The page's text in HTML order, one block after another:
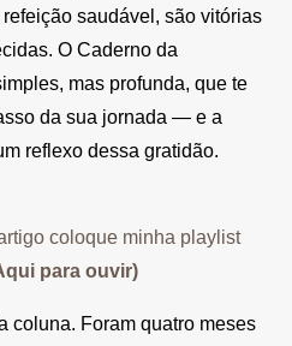
saudável, são vitórias
O Caderno da
mas profunda, que te
da sua jornada — e a
reflexo dessa gratidão.
coloque minha playlist
para ouvir)
coluna. Foram quatro meses